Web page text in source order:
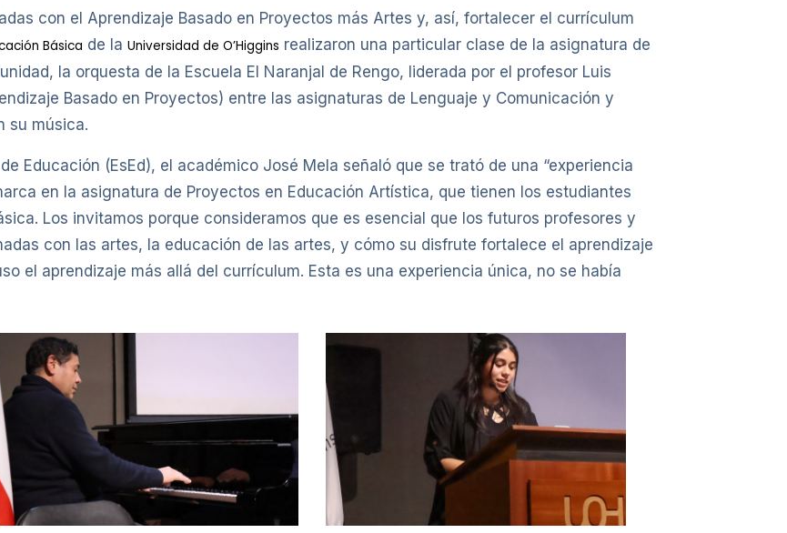
con el Aprendizaje Basado en Proyectos más Artes y, así, fortalecer el currículum
Básica de la Universidad de O’Higgins realizaron una particular clase de la asignatura de
la orquesta de la Escuela El Naranjal de Rengo, liderada por el profesor Luis
Basado en Proyectos) entre las asignaturas de Lenguaje y Comunicación y
su música.
Educación (EsEd), el académico José Mela señaló que se trató de una “experiencia
en la asignatura de Proyectos en Educación Artística, que tienen los estudiantes
Los invitamos porque consideramos que es esencial que los futuros profesores y
con las artes, la educación de las artes, y cómo su disfrute fortalece el aprendizaje
el aprendizaje más allá del currículum. Esta es una experiencia única, no se había